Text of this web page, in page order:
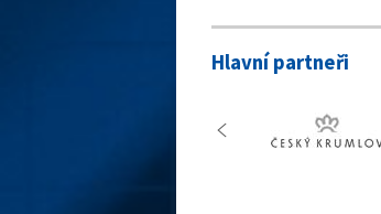
Hlavní partneři